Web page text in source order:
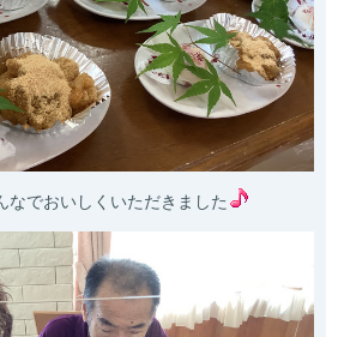
なでおいしくいただきました